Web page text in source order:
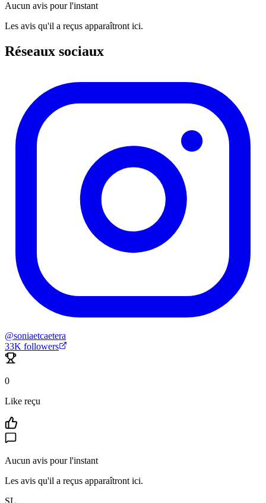
Aucun avis pour l'instant
Les avis qu'il a reçus apparaîtront ici.
Réseaux sociaux
@soniaetcaetera
33K followers
0
Like reçu
Aucun avis pour l'instant
Les avis qu'il a reçus apparaîtront ici.